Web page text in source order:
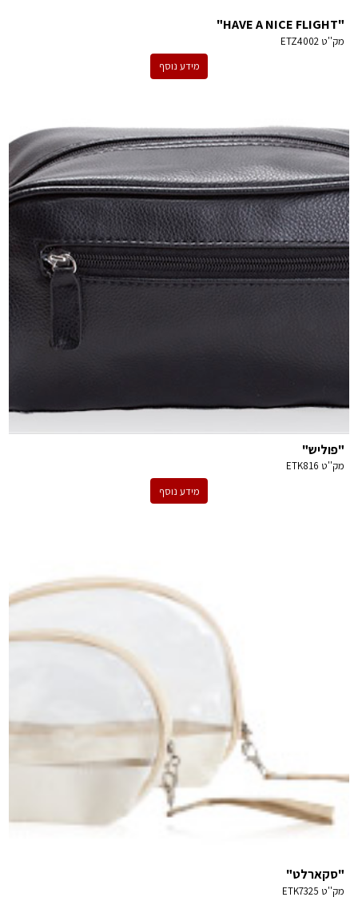
"HAVE A NICE FLIGHT"
מק''טETZ4002
מידע נוסף
"פוליש"
מק''ט ETK816
מידע נוסף
"סקארלט"
מק''ט ETK7325